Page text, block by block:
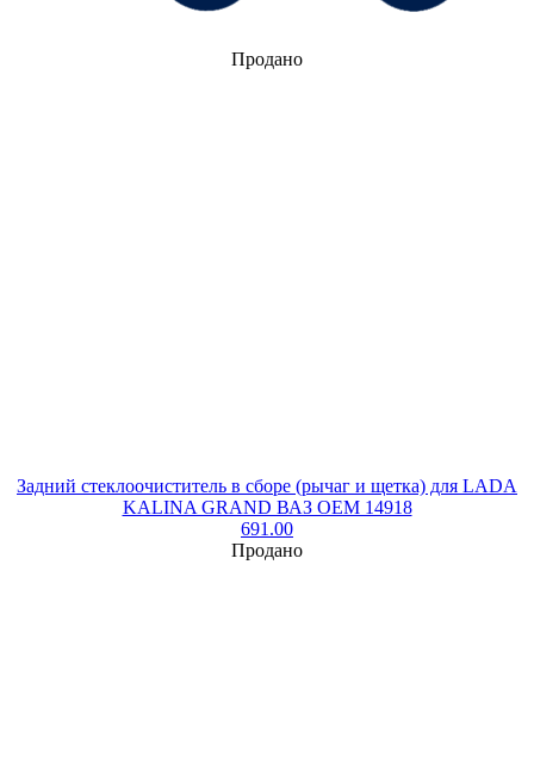
Продано
Задний стеклоочиститель в сборе (рычаг и щетка) для LADA
KALINA GRAND ВАЗ OEM 14918
691.00
Продано